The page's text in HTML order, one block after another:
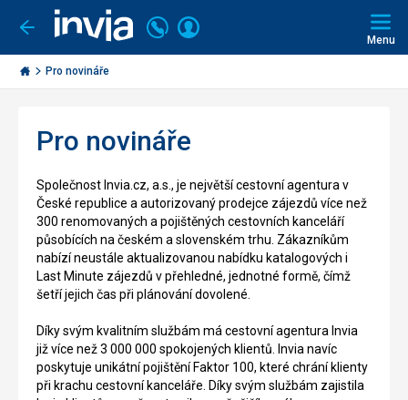
Jít
zpět
Invia.cz
Volejte
226
000
Přihlásit
Menu
Pro novináře
Pro novináře
Společnost Invia.cz, a.s., je největší cestovní agentura v
České republice a autorizovaný prodejce zájezdů více než
300 renomovaných a pojištěných cestovních kanceláří
působících na českém a slovenském trhu. Zákazníkům
nabízí neustále aktualizovanou nabídku katalogových i
Last Minute zájezdů v přehledné, jednotné formě, čímž
šetří jejich čas při plánování dovolené.
Díky svým kvalitním službám má cestovní agentura Invia
již více než 3 000 000 spokojených klientů. Invia navíc
poskytuje unikátní pojištění Faktor 100, které chrání klienty
při krachu cestovní kanceláře. Díky svým službám zajistila